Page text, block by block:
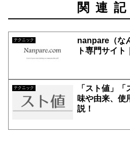
関連
テクニック
nanpare（な
ト専門サイ
テクニック
「スト値」
味や由来、使
説！